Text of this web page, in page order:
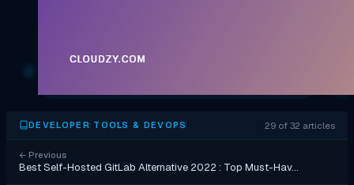
DEVELOPER TOOLS & DEVOPS 29 of 32 articles
← Previous
Best Self-Hosted GitLab Alternative 2022 : Top Must-Hav…